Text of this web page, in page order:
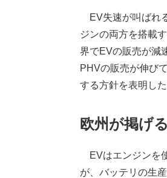
EV失速が叫ばれ
ジンの両方を搭載
界でEVの販売が減
PHVの販売が伸び
する方針を表明した
欧州が掲げ
EVはエンジンを
が、バッテリの生